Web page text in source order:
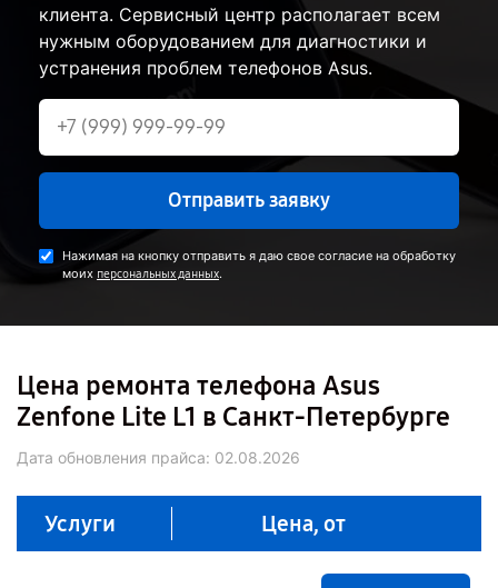
клиента. Сервисный центр располагает всем
нужным оборудованием для диагностики и
устранения проблем телефонов Asus.
Отправить заявку
Нажимая на кнопку отправить я даю свое согласие на обработку
моих персональных данных.
Цена ремонта телефона Asus
Zenfone Lite L1 в Санкт-Петербурге
Дата обновления прайса: 02.08.2026
Услуги Цена, от